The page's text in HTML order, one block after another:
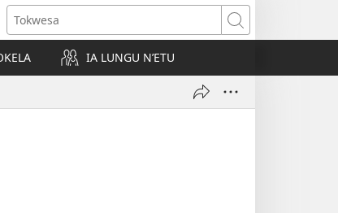
Tokwesa
IA LUNGU N’ETU